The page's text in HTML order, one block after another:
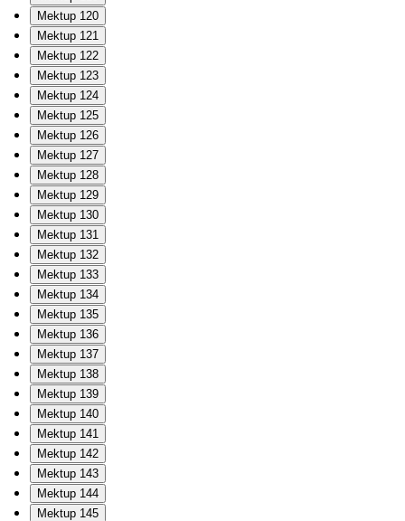
Mektup 120
Mektup 121
Mektup 122
Mektup 123
Mektup 124
Mektup 125
Mektup 126
Mektup 127
Mektup 128
Mektup 129
Mektup 130
Mektup 131
Mektup 132
Mektup 133
Mektup 134
Mektup 135
Mektup 136
Mektup 137
Mektup 138
Mektup 139
Mektup 140
Mektup 141
Mektup 142
Mektup 143
Mektup 144
Mektup 145